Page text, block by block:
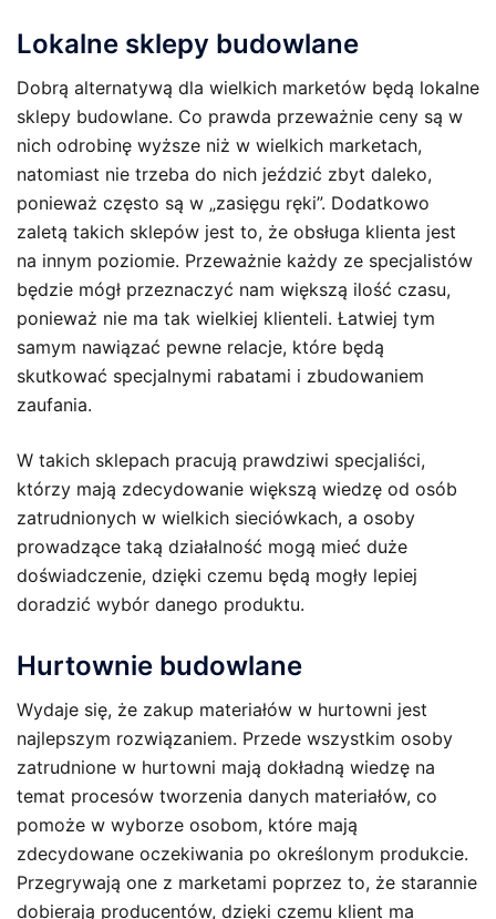
Lokalne sklepy budowlane
Dobrą alternatywą dla wielkich marketów będą lokalne
sklepy budowlane. Co prawda przeważnie ceny są w
nich odrobinę wyższe niż w wielkich marketach,
natomiast nie trzeba do nich jeździć zbyt daleko,
ponieważ często są w „zasięgu ręki”. Dodatkowo
zaletą takich sklepów jest to, że obsługa klienta jest
na innym poziomie. Przeważnie każdy ze specjalistów
będzie mógł przeznaczyć nam większą ilość czasu,
ponieważ nie ma tak wielkiej klienteli. Łatwiej tym
samym nawiązać pewne relacje, które będą
skutkować specjalnymi rabatami i zbudowaniem
zaufania.
W takich sklepach pracują prawdziwi specjaliści,
którzy mają zdecydowanie większą wiedzę od osób
zatrudnionych w wielkich sieciówkach, a osoby
prowadzące taką działalność mogą mieć duże
doświadczenie, dzięki czemu będą mogły lepiej
doradzić wybór danego produktu.
Hurtownie budowlane
Wydaje się, że zakup materiałów w hurtowni jest
najlepszym rozwiązaniem. Przede wszystkim osoby
zatrudnione w hurtowni mają dokładną wiedzę na
temat procesów tworzenia danych materiałów, co
pomoże w wyborze osobom, które mają
zdecydowane oczekiwania po określonym produkcie.
Przegrywają one z marketami poprzez to, że starannie
dobierają producentów, dzięki czemu klient ma